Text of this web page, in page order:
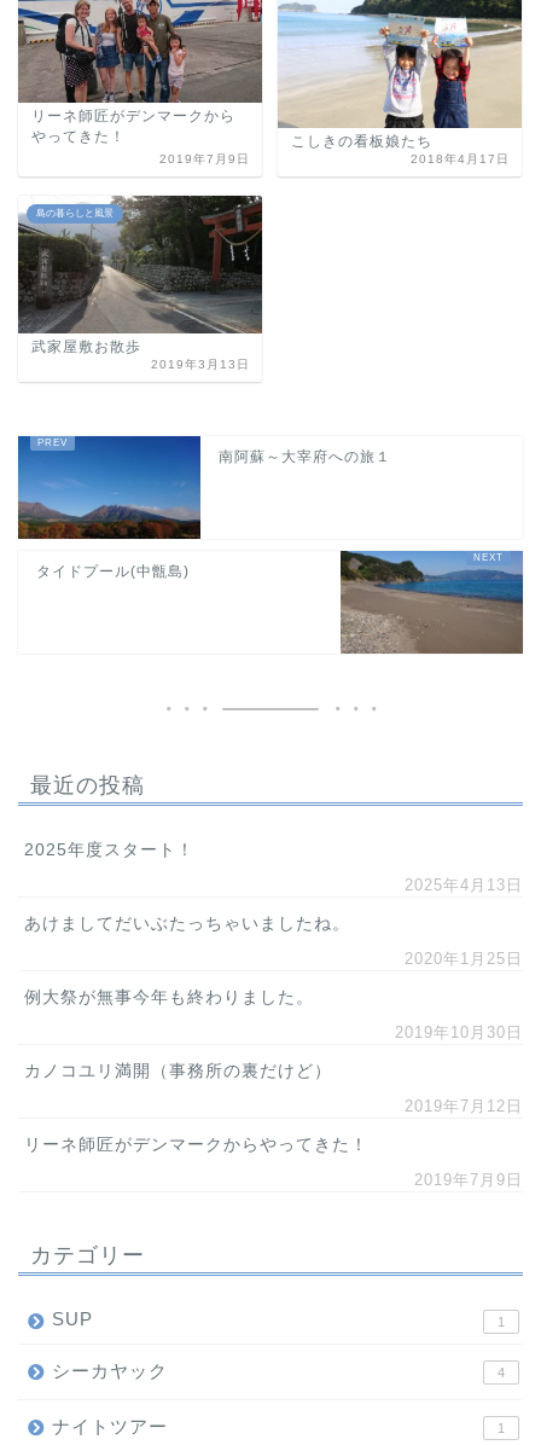
リーネ師匠がデンマークから
やってきた！
2019年7月9日
こしきの看板娘たち
2018年4月17日
島の暮らしと風景
武家屋敷お散歩
2019年3月13日
南阿蘇～大宰府への旅１
タイドプール(中甑島)
最近の投稿
2025年度スタート！
2025年4月13日
あけましてだいぶたっちゃいましたね。
2020年1月25日
例大祭が無事今年も終わりました。
2019年10月30日
カノコユリ満開（事務所の裏だけど）
2019年7月12日
リーネ師匠がデンマークからやってきた！
2019年7月9日
カテゴリー
SUP 1
シーカヤック 4
ナイトツアー 1